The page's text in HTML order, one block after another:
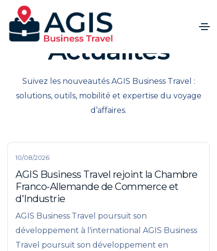
Actualités
Suivez les nouveautés AGIS Business Travel :
solutions, outils, mobilité et expertise du voyage
d’affaires.
10/08/2026
AGIS Business Travel rejoint la Chambre
Franco-Allemande de Commerce et
d'Industrie
AGIS Business Travel poursuit son
développement à l'international AGIS Business
Travel poursuit son développement en